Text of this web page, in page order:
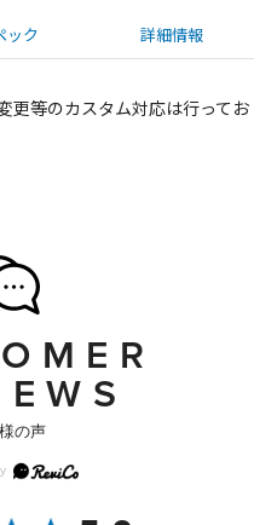
ック 詳細情報
更等のカスタム対応は行ってお
の声